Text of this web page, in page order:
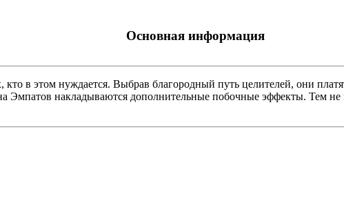
Основная информация
кто в этом нуждается. Выбрав благородный путь целителей, они
Эмпатов накладываются дополнительные побочные эффекты. Тем